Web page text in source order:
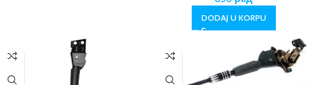
DODAJ U KORPU